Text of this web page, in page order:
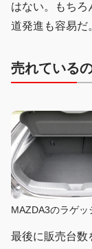
はない。もちろ
道発進も容易だ
売れている
MAZDA3のラゲッ
最後に販売台数